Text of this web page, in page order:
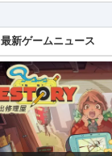
最新ゲームニュース